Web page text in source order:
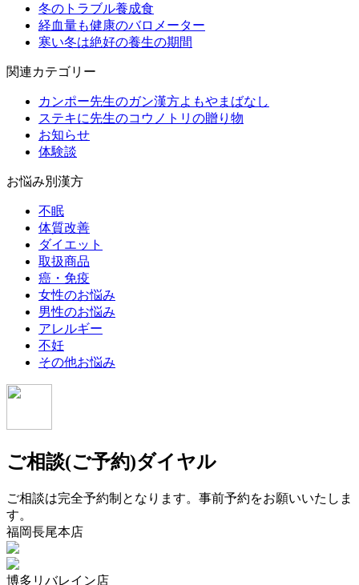
冬のトラブル養成食
経血量も健康のバロメーター
寒い冬は絶好の養生の期間
関連カテゴリー
カンポー先生のガン漢方よもやまばなし
ステキに先生のコウノトリの贈り物
お知らせ
体験談
お悩み別漢方
不眠
体質改善
ダイエット
取扱商品
癌・免疫
女性のお悩み
男性のお悩み
アレルギー
不妊
その他お悩み
ご相談(ご予約)ダイヤル
ご相談は完全予約制となります。事前予約をお願いいたしま
す。
福岡長尾本店
博多リバレイン店